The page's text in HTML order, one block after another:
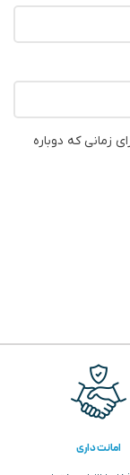
زمانی که دوباره
امانت داری